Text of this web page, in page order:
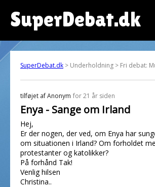
SuperDebat.dk
SuperDebat.dk > Underholdning > Fri debat:
tilføjet afAnonym for 21 år siden
Enya - Sange om Irland
Hej,
Er der nogen, der ved, om Enya har
om situationen i Irland? Om forholdet
protestanter og katolikker?
På forhånd Tak!
Venlig hilsen
Christina..